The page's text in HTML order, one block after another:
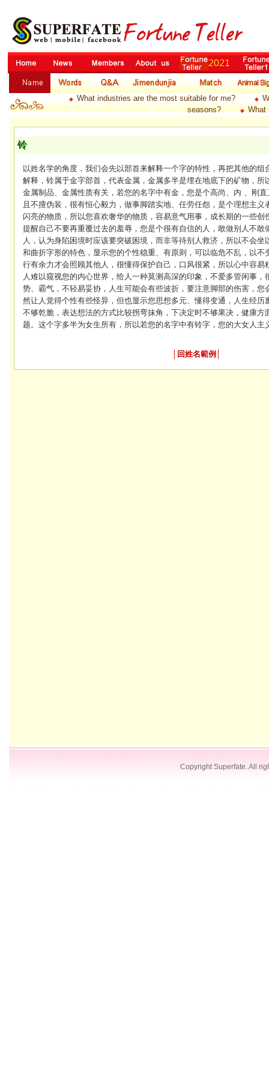
◆ What industries are the most suitable for me? ◆
seasons?
◆What
铃
以姓名学的角度，我们会先以部首来解释一个字的特性，再把其他的组
解释，铃属于金字部首，代表金属，金属多半是埋在地底下的矿物，所
金属制品、金属性质有关，若您的名字中有金，您是个高尚、内 、刚
且不擅伪装，很有恒心毅力，做事脚踏实地、任劳任怨，是个理想主
闪亮的物质，所以您喜欢奢华的物质，容易意气用事，成长期的一些创
提醒自己不要再重覆过去的羞辱，您是个很有自信的人，敢做别人不敢
人，认为身陷困境时应该要突破困境，而非等待别人救济，所以不会坐
和曲折字形的特色，显示您的个性稳重、有原则，可以临危不乱，以不
行有余力才会照顾其他人，很懂得保护自己，口风很紧，所以心中容易
人难以窥视您的内心世界，给人一种莫测高深的印象，不爱多管闲事，
势、霸气，不轻易妥协，人生可能会有些波折，要注意脚部的伤害，您
然让人觉得个性有些怪异，但也显示您思想多元、懂得变通，人生经历
不够乾脆，表达想法的方式比较拐弯抹角，下决定时不够果决，健康方
题。这个字多半为女生所有，所以若您的名字中有铃字，您的大女人主
回姓名範例
Copyright Superfate. All